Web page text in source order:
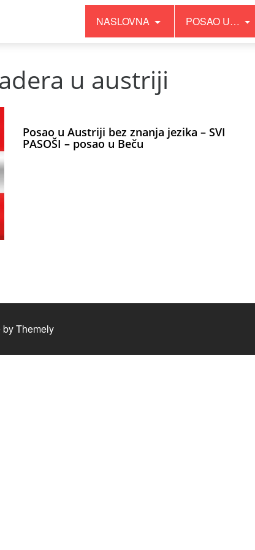
NASLOVNA POSAO U…
u austriji
Posao u Austriji bez znanja jezika – SVI
PASOŠI – posao u Beču
byThemely